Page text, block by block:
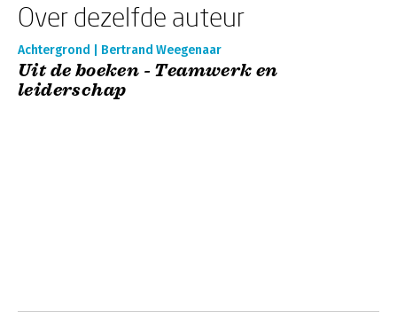
Over dezelfde auteur
Achtergrond | Bertrand Weegenaar
Uit de boeken - Teamwerk en
leiderschap